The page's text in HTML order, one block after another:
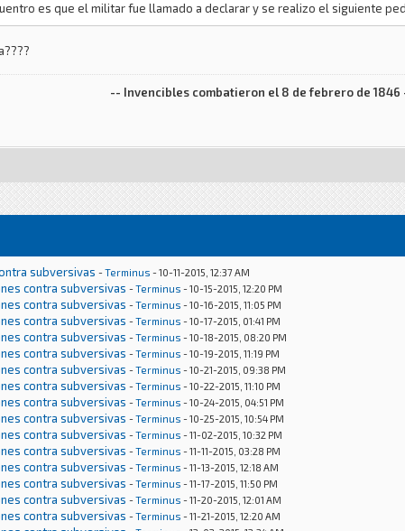
es que el militar fue llamado a declarar y se realizo el siguiente
-- Invencibles combatieron el 8 de febrero de 1846
subversivas -Terminus - 10-11-2015, 12:37 AM
contra subversivas -Terminus - 10-15-2015, 12:20 PM
contra subversivas -Terminus - 10-16-2015, 11:05 PM
contra subversivas -Terminus - 10-17-2015, 01:41 PM
contra subversivas -Terminus - 10-18-2015, 08:20 PM
contra subversivas -Terminus - 10-19-2015, 11:19 PM
contra subversivas -Terminus - 10-21-2015, 09:38 PM
contra subversivas -Terminus - 10-22-2015, 11:10 PM
contra subversivas -Terminus - 10-24-2015, 04:51 PM
contra subversivas -Terminus - 10-25-2015, 10:54 PM
contra subversivas -Terminus - 11-02-2015, 10:32 PM
contra subversivas -Terminus - 11-11-2015, 03:28 PM
contra subversivas -Terminus - 11-13-2015, 12:18 AM
contra subversivas -Terminus - 11-17-2015, 11:50 PM
contra subversivas -Terminus - 11-20-2015, 12:01 AM
contra subversivas -Terminus - 11-21-2015, 12:20 AM